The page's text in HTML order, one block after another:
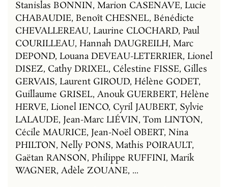
Stanislas BONNIN, Marion CASENAVE, Lucie
CHABAUDIE, Benoît CHESNEL, Bénédicte
CHEVALLEREAU, Laurine CLOCHARD, Paul
COURILLEAU, Hannah DAUGREILH, Marc
DEPOND, Louana DEVEAU-LETERRIER, Lionel
DISEZ, Cathy DRIXEL, Célestine FISSE, Gilles
GERVAIS, Laurent GIROUD, Hélène GODET,
Guillaume GRISEL, Anouk GUERBERT, Hélène
HERVE, Lionel IENCO, Cyril JAUBERT, Sylvie
LALAUDE, Jean-Marc LIÉVIN, Tom LINTON,
Cécile MAURICE, Jean-Noël OBERT, Nina
PHILTON, Nelly PONS, Mathis POIRAULT,
Gaëtan RANSON, Philippe RUFFINI, Marik
WAGNER, Adèle ZOUANE, ...